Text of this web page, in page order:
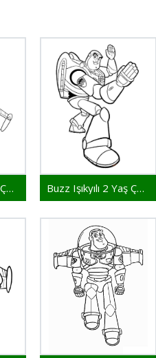
Buzz Işıkyılı 4 Yaş Çocuklar İçin Buzz Işıkyılı 2 Yaş Çocuklar İçin